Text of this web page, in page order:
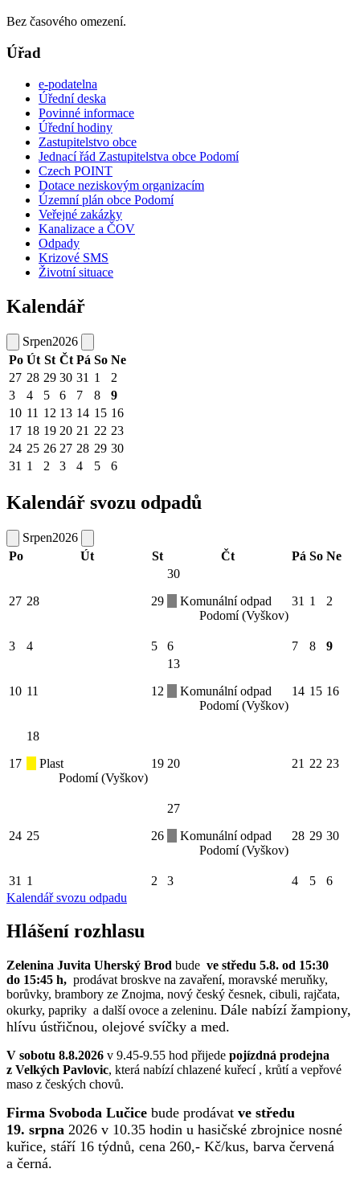
Bez časového omezení.
Úřad
e-podatelna
Úřední deska
Povinné informace
Úřední hodiny
Zastupitelstvo obce
Jednací řád Zastupitelstva obce Podomí
Czech POINT
Dotace neziskovým organizacím
Územní plán obce Podomí
Veřejné zakázky
Kanalizace a ČOV
Odpady
Krizové SMS
Životní situace
Kalendář
Srpen2026
Po Út St Čt Pá So Ne
27 28 29 30 31 1
2
3
4 5 6 7 8
9
10 11 12 13 14 15 16
17 18 19 20 21 22 23
24 25 26 27 28 29 30
31 1 2 3 4 5 6
Kalendář svozu odpadů
Srpen2026
Po
Út St Čt Pá So Ne
27 28 29
30
Komunální odpad
Podomí (Vyškov)
31 1 2
3 4 5 6 7 8 9
10 11 12
13
Komunální odpad
Podomí (Vyškov)
14 15 16
17
18
Plast
Podomí (Vyškov)
19 20 21 22 23
24 25 26
27
Komunální odpad
Podomí (Vyškov)
28 29 30
31 1 2 3 4 5
6
Kalendář svozu odpadu
Hlášení rozhlasu
Zelenina Juvita Uherský Brod bude ve středu 5.8. od 15:30
do 15:45 h, prodávat broskve na zavaření, moravské meruňky,
borůvky, brambory ze Znojma, nový český česnek, cibuli, rajčata,
okurky, papriky a další ovoce a zeleninu. Dále nabízí žampiony,
hlívu ústřičnou, olejové svíčky a med.
V sobotu 8.8.2026 v 9.45-9.55 hod přijede pojízdná prodejna
z Velkých Pavlovic, která nabízí chlazené kuřecí , krůtí a vepřové
maso z českých chovů.
Firma Svoboda Lučice bude prodávat ve středu
19. srpna 2026 v 10.35 hodin u hasičské zbrojnice nosné
kuřice, stáří 16 týdnů, cena 260,- Kč/kus, barva červená
a černá.